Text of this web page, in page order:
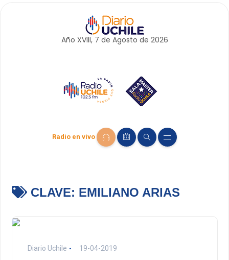
Año XVIII, 7 de Agosto de 2026
Radio en vivo
CLAVE: EMILIANO ARIAS
Diario Uchile 19-04-2019